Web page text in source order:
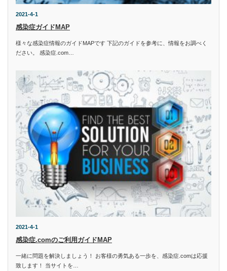
2021-4-1
感染症ガイドMAP
様々な感染症情報のガイドMAPです 下記のガイドを参考に、情報をお調べく
ださい。 感染症.com…
2021-4-1
感染症.comのご利用ガイドMAP
一緒に問題を解決しましょう！ お客様の勇気ある一歩を、感染症.comは応援
致します！ 当サイトを…